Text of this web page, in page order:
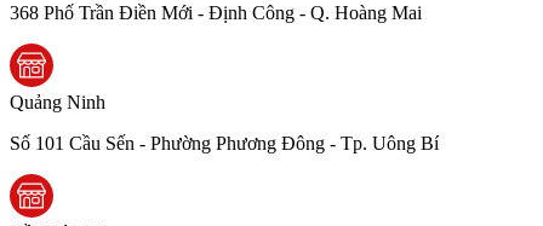
368 Phố Trần Điền Mới - Định Công - Q. Hoàng Mai
Quảng Ninh
Số 101 Cầu Sến - Phường Phương Đông - Tp. Uông Bí